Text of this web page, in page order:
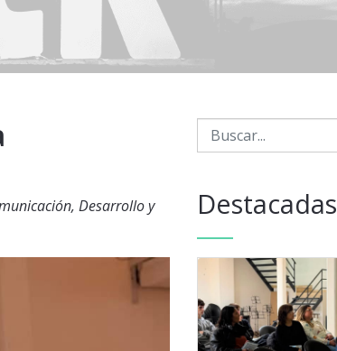
Desarrollo y
Destacadas